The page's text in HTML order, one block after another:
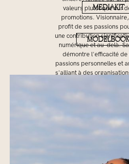
valeurs plutôt que sur
promotions.
profit de ses passions
une contribution
numérique et au-delà.
démontre l'efficacité de
passions personnelles et
s'alliant à des
MEDIAKIT